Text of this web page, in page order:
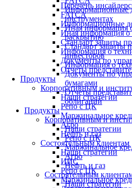
Перечень
FATCA
Информационные
Иная информация
Стандарт защиты
Информация о
Документы по
Отчеты
Продукты
Корпоративным и
Наши стратегии
Репо с ЦК
Маржинальное
Агро
Нефть и газ
Состоятельным клиентам
Наши стратегии
ИИС
Репо с ЦК
Маржинальное
Информационные
инструментах
Иная информация
раскрытию
Стандарт защиты
инвесторов
Информация о
Документы по
бумагами
Отчеты
облигаций
Продукты
Корпоративным и
Наши стратегии
Репо с ЦК
Маржинальное
Агро
Нефть и газ
Состоятельным
Наши стратегии